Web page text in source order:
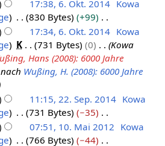
17:38, 6. Okt. 2014 Kowa
830 Bytes
+99
17:34, 6. Okt. 2014 Kowa
K 731 Bytes 0
Kowa
Hans (2008): 6000 Jahre
nach Wußing, H. (2008): 6000 Jahre
11:15, 22. Sep. 2014 Kowa
731 Bytes
−35
07:51, 10. Mai 2012 Kowa
766 Bytes
−44